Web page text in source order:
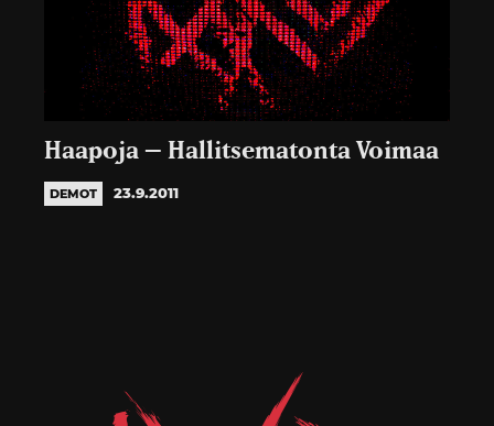
Haapoja – Hallitsematonta Voimaa
DEMOT 23.9.2011